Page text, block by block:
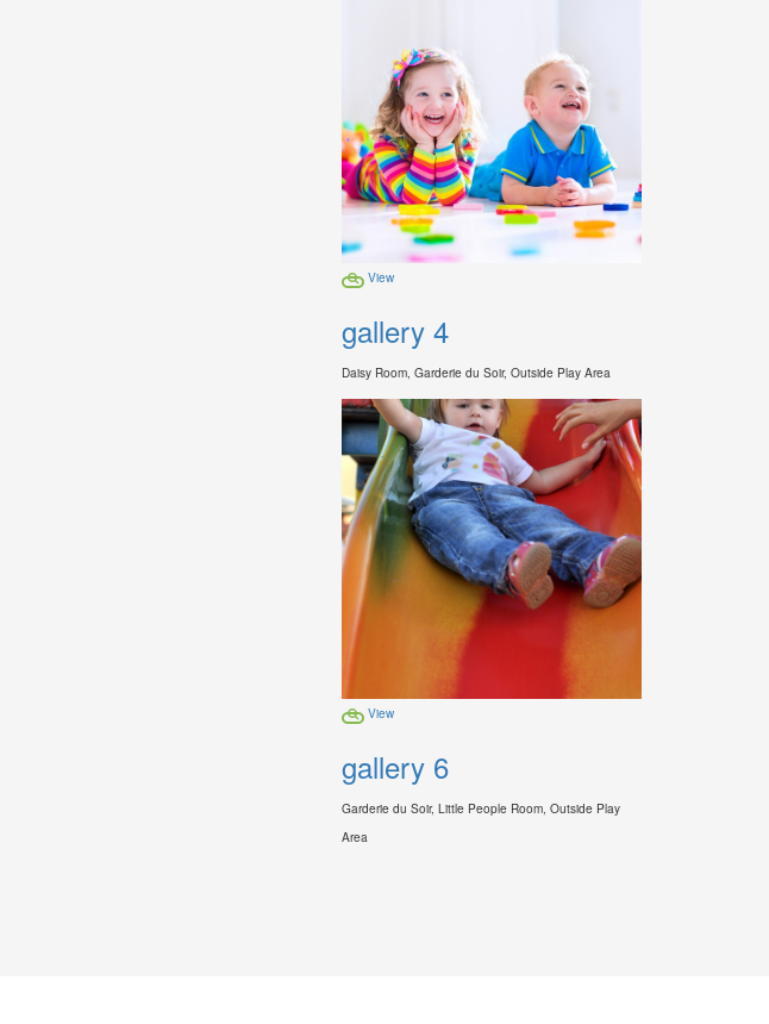
View
gallery 4
Daisy Room, Garderie du Soir, Outside Play Area
View
gallery 6
Garderie du Soir, Little People Room, Outside Play
Area